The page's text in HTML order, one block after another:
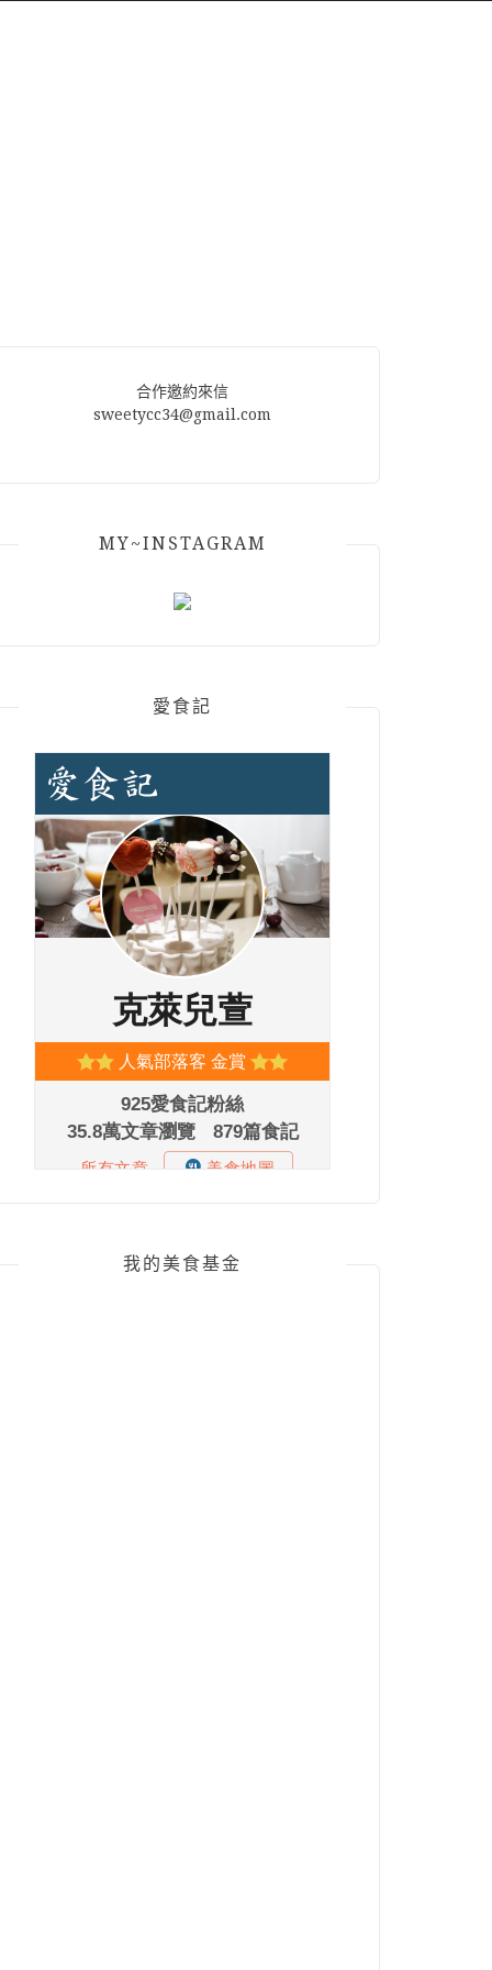
合作邀約來信
sweetycc34@gmail.com
MY~INSTAGRAM
愛食記
我的美食基金